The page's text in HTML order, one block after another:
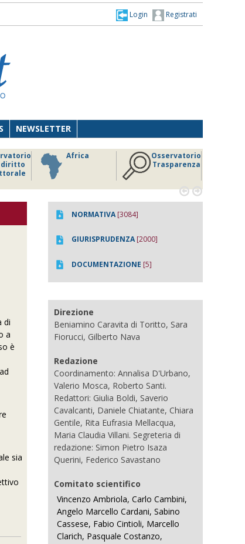
Registrati
Login
NEWSLETTER
diritto
Africa
Osservatorio
Trasparenza
 
di
a
è
sia
NORMATIVA[3084]
GIURISPRUDENZA[2000]
DOCUMENTAZIONE [5]
Direzione
Beniamino Caravita di Toritto, Sara
Fiorucci, Gilberto Nava
Redazione
Coordinamento: Annalisa D'Urbano,
Valerio Mosca, Roberto Santi.
Redattori: Giulia Boldi, Saverio
Cavalcanti, Daniele Chiatante, Chiara
Gentile, Rita Eufrasia Mellacqua,
Maria Claudia Villani. Segreteria di
redazione: Simon Pietro Isaza
Querini, Federico Savastano
Comitato scientifico
Vincenzo Ambriola, Carlo Cambini,
Angelo Marcello Cardani, Sabino
Cassese, Fabio Cintioli, Marcello
Clarich, Pasquale Costanzo,